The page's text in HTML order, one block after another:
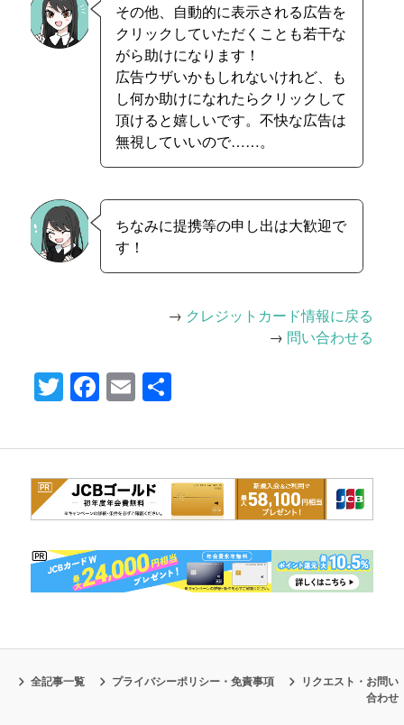
その他、自動的に表示される広告を
クリックしていただくことも若干な
がら助けになります！
広告ウザいかもしれないけれど、も
し何か助けになれたらクリックして
頂けると嬉しいです。不快な広告は
無視していいので……。
ちなみに提携等の申し出は大歓迎で
す！
→ クレジットカード情報に戻る
→ 問い合わせる
Twitter
Facebook
Email
全記事一覧 プライバシーポリシー・免責事項
リクエスト・お問い
合わせ